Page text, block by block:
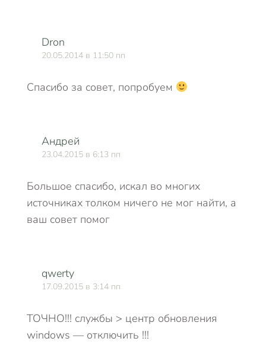
Dron
20.05.2014 в 11:50 пп
Спасибо за совет, попробуем
Андрей
23.04.2015 в 6:13 пп
Большое спасибо, искал во многих
источниках толком ничего не мог найти, а
ваш совет помог
qwerty
17.09.2015 в 3:14 пп
ТОЧНО!!! службы > центр обновления
windows — отключить !!!